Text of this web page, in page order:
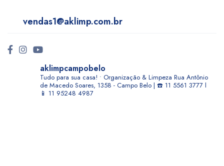
vendas1@aklimp.com.br
aklimpcampobelo
Tudo para sua casa! • Organização & Limpeza Rua Antônio
de Macedo Soares, 1358 - Campo Belo | ☎️ 11 5561 3777 l
📱 11 95248 4987